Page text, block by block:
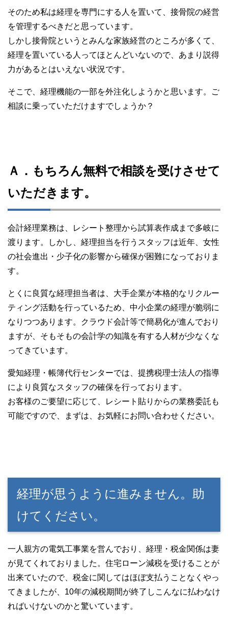
そのため私は経理を専門にする人を置いて、接骨院の経営
を管理するべきだと思っています。
しかし接骨院というとみんな家族経営のところが多くて、
経理を置いている人ってほとんどいないので、あまり説得
力があるとはいえない状況です。
そこで、経理機能の一部を外注化しようかと思います。ご
相談に乗っていただけますでしょうか？
Ａ．もちろん無料で相談を受けさせて
いただきます。
会計経理業務は、レシート整理から試算表作成まで多岐に
渡ります。しかし、経理担当を行うスタッフは近年、女性
の社会進出・少子化の影響から確保が困難になっておりま
す。
とくに良質な経理担当者は、大手企業が本格的なリクルー
ティング活動を行っているため、中小企業の経理が脆弱に
なりつつあります。クラウド会計等で簡易化が進んでおり
ますが、そもそもの会計学の知識を有する人材が少なくな
ってきています。
愛知経理・帳簿代行センターでは、提携税理士法人の指導
により良質なスタッフの確保を行っております。
お客様のご要望に応じて、レシート貼りからの業務委託も
可能ですので、まずは、お気軽にお問い合わせください。
経理が思うように進みません。助
けてください。
一人親方の電気工事業を営んでおり、経理・税金関係は妻
が見てくれておりました。住宅ローン減税を受けることが
出来ていたので、税金に関してはほぼ支払うことなくやっ
てきましたが、10年の減税期間が終了しこんなに払わなけ
ればいけないのかと驚いています。